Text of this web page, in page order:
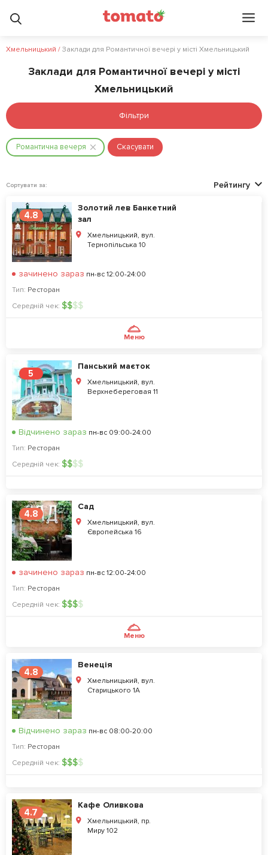
Хмельницький / Заклади для Романтичної вечері у місті Хмельницький
Заклади для Романтичної вечері у місті
Хмельницький
Фільтри
Романтична вечеря Скасувати
Сортувати за: Рейтингу
4.8
Золотий лев Банкетний
зал
Хмельницький, вул.
Тернопільська 10
зачинено зараз пн-вс 12:00-24:00
Тип: Ресторан
Середній чек: $$$$
Меню
5
Панський маєток
Хмельницький, вул.
Верхнебереговая 11
Відчинено зараз пн-вс 09:00-24:00
Тип: Ресторан
Середній чек: $$$$
4.8
Сад
Хмельницький, вул.
Європейська 16
зачинено зараз пн-вс 12:00-24:00
Тип: Ресторан
Середній чек: $$$$
Меню
4.8
Венеція
Хмельницький, вул.
Старицького 1А
Відчинено зараз пн-вс 08:00-20:00
Тип: Ресторан
Середній чек: $$$$
4.7
Кафе Оливкова
Хмельницький, пр.
Миру 102